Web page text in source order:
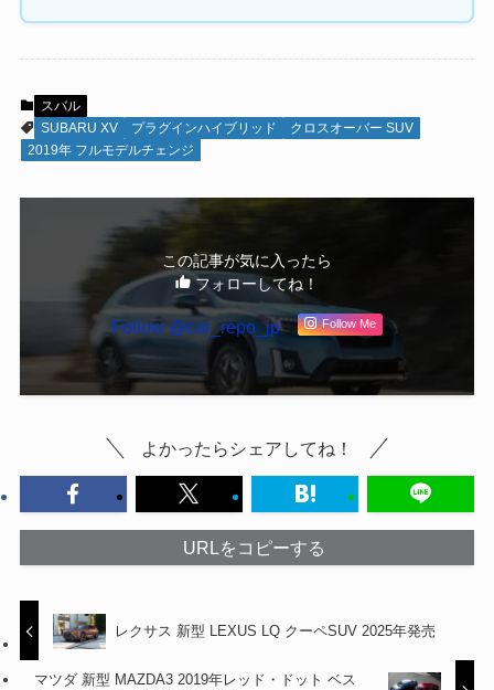
スバル
SUBARU XV
プラグインハイブリッド
クロスオーバー SUV
2019年 フルモデルチェンジ
この記事が気に入ったら
フォローしてね！
Follow @car_repo_jp Follow Me
よかったらシェアしてね！
URLをコピーする
レクサス 新型 LEXUS LQ クーペSUV 2025年発売
マツダ 新型 MAZDA3 2019年レッド・ドット ベス